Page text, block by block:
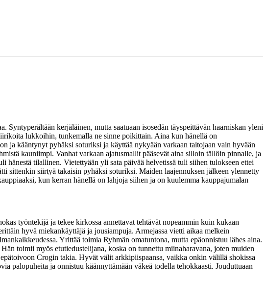
kerjäläinen, mutta saatuaan isosedän täyspeittävän haarniskan yleni
lukkoihin, tunkemalla ne sinne poikittain. Aina kun hänellä on
ja kääntynyt pyhäksi soturiksi ja käyttää nykyään varkaan taitojaan vain hyvään
kauniimpi. Vanhat varkaan ajatusmallit pääsevät aina silloin tällöin pinnalle, ja
hänestä tilallinen. Vietettyään yli sata päivää helvetissä tuli siihen tulokseen ettei
sittenkin siirtyä takaisin pyhäksi soturiksi. Maiden laajennuksen jälkeen ylennetty
kun kerran hänellä on lahjoja siihen ja on kuulemma kauppajumalan
työntekijä ja tekee kirkossa annettavat tehtävät nopeammin kuin kukaan
hyvä miekankäyttäjä ja jousiampuja. Armejassa vietti aikaa melkein
Yrittää toimia Ryhmän omatuntona, mutta epäonnistuu lähes aina.
toimii myös etutiedustelijana, koska on tunnettu miinaharavana, joten muiden
Crogin takia. Hyvät välit arkkipiispaansa, vaikka onkin välillä shokissa
palopuheita ja onnistuu käännyttämään väkeä todella tehokkaasti. Jouduttuaan